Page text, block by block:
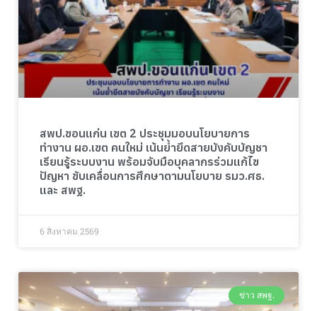
สพป.ขอนแก่น เขต 2 ประชุมมอบนโยบายการ
ทำงาน ผอ.เขต คนใหม่ เน้นย้ำยึดสายบังคับบัญชา
เรียนรู้ระบบงาน พร้อมจับมือบุคลากรร่วมแก้ไข
ปัญหา ขับเคลื่อนการศึกษาตามนโยบาย รมว.ศธ.
และ สพฐ.
6 สิงหาคม 2569
ข่าว สพฐ.